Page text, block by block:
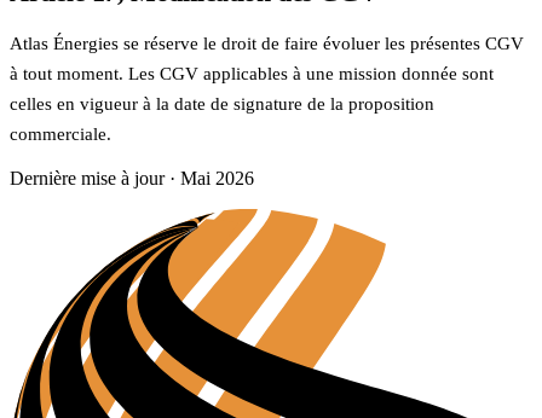
Atlas Énergies se réserve le droit de faire évoluer les présentes CGV
à tout moment. Les CGV applicables à une mission donnée sont
celles en vigueur à la date de signature de la proposition
commerciale.
Dernière mise à jour · Mai 2026